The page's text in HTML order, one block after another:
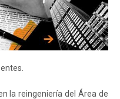
la reingeniería del Área de